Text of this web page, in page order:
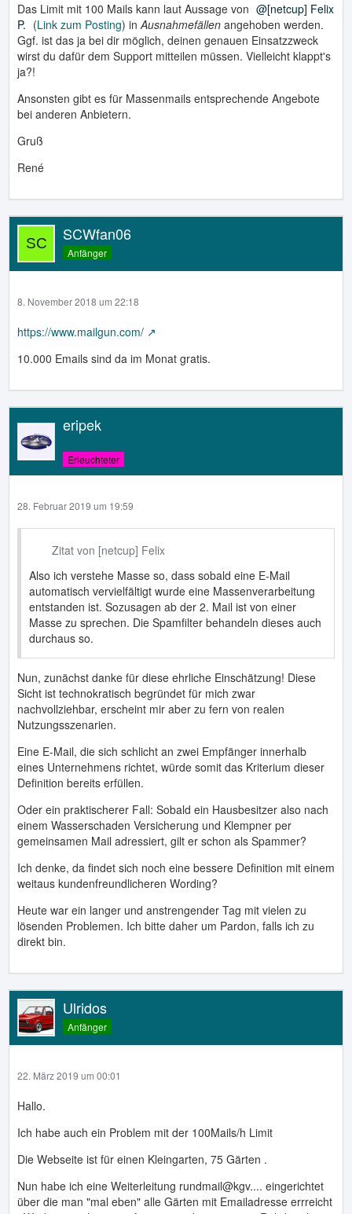
Das Limit mit 100 Mails kann laut Aussage von
[netcup] Felix
P. (Link zum Posting) inAusnahmefällen angehoben werden.
Ggf. ist das ja bei dir möglich, deinen genauen Einsatzzweck
wirst du dafür dem Support mitteilen müssen. Vielleicht klappt's
ja?!
Ansonsten gibt es für Massenmails entsprechende Angebote
bei anderen Anbietern.
Gruß
René
SCWfan06
Anfänger
8. November 2018 um 22:18
https://www.mailgun.com/
10.000 Emails sind da im Monat gratis.
eripek
Erleuchteter
28. Februar 2019 um 19:59
Zitat von [netcup] Felix
Also ich verstehe Masse so, dass sobald eine E-Mail
automatisch vervielfältigt wurde eine Massenverarbeitung
entstanden ist. Sozusagen ab der 2. Mail ist von einer
Masse zu sprechen. Die Spamfilter behandeln dieses auch
durchaus so.
Nun, zunächst danke für diese ehrliche Einschätzung! Diese
Sicht ist technokratisch begründet für mich zwar
nachvollziehbar, erscheint mir aber zu fern von realen
Nutzungsszenarien.
Eine E-Mail, die sich schlicht an zwei Empfänger innerhalb
eines Unternehmens richtet, würde somit das Kriterium dieser
Definition bereits erfüllen.
Oder ein praktischerer Fall: Sobald ein Hausbesitzer also nach
einem Wasserschaden Versicherung und Klempner per
gemeinsamen Mail adressiert, gilt er schon als Spammer?
Ich denke, da findet sich noch eine bessere Definition mit einem
weitaus kundenfreundlicheren Wording?
Heute war ein langer und anstrengender Tag mit vielen zu
lösenden Problemen. Ich bitte daher um Pardon, falls ich zu
direkt bin.
Ulridos
Anfänger
22. März 2019 um 00:01
Hallo.
Ich habe auch ein Problem mit der 100Mails/h Limit
Die Webseite ist für einen Kleingarten, 75 Gärten .
Nun habe ich eine Weiterleitung rundmail@kgv.... eingerichtet
über die man "mal eben" alle Gärten mit Emailadresse errreicht